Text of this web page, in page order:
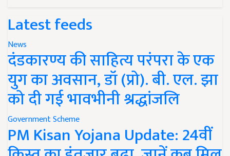
Latest feeds
News
दंडकारण्य की साहित्य परंपरा के एक
युग का अवसान, डॉ (प्रो). बी. एल. झा
को दी गई भावभीनी श्रद्धांजलि
Government Scheme
PM Kisan Yojana Update: 24वीं